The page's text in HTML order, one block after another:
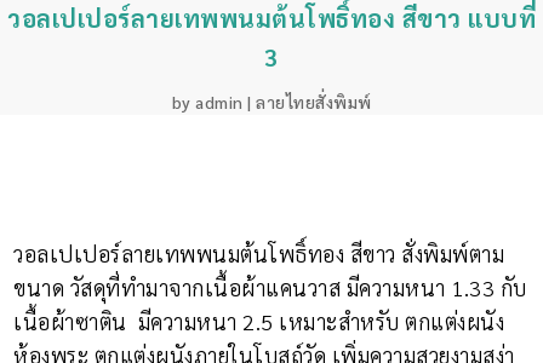
วอลเปเปอร์ลายเทพพนมต้นโพธิ์ทอง สีขาว แบบที่
3
by admin | ลายไทยสั่งพิมพ์
วอลเปเปอร์ลายเทพพนมต้นโพธิ์ทอง สีขาว สั่งพิมพ์ตาม
ขนาด วัสดุที่ทำมาจากเนื้อผ้าแคนวาส มีความหนา 1.33 กับ
เนื้อผ้าซาติน มีความหนา 2.5 เหมาะสำหรับ ตกแต่งผนัง
ห้องพระ ตกแต่งผนังภายในโบสถ์วัด เพิ่มความสวยงามสง่า